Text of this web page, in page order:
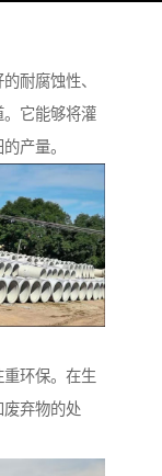
耐腐蚀性、
它能够将灌
产量。
环保。在生
废弃物的处